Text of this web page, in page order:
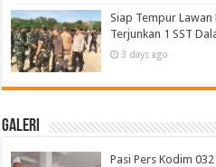
Siap Tempur Lawan
Terjunkan 1 SST
3 days ago
Galeri
Pasi Pers Kodim